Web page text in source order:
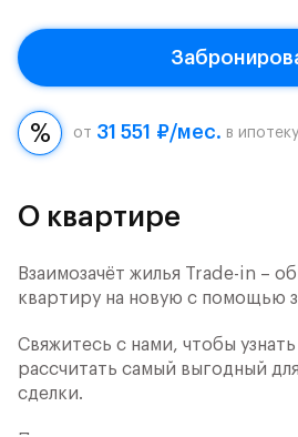
от 31 551 ₽/мес. в ипотеку
О квартире
Взаимозачёт жилья Trade-in –
квартиру на новую с помощью
Свяжитесь с нами, чтобы
рассчитать самый выгодный
сделки.